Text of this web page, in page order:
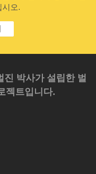
시오.
박사가 설립한 벌
젝트입니다.